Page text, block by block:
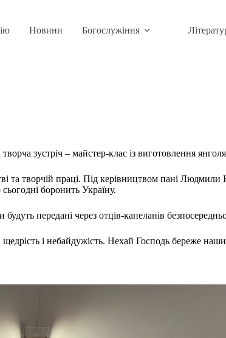
Новини Богослужіння
зустріч – майстер-клас із виготовлення
та творчій праці. Під керівництвом пані
боронить Україну.
передані через отців-капеланів
і небайдужість. Нехай Господь береже